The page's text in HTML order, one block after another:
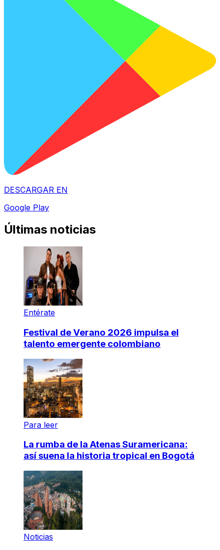
DESCARGAR EN
Google Play
Últimas noticias
Entérate
Festival de Verano 2026 impulsa el
talento emergente colombiano
Para leer
La rumba de la Atenas Suramericana:
así suena la historia tropical en Bogotá
Noticias